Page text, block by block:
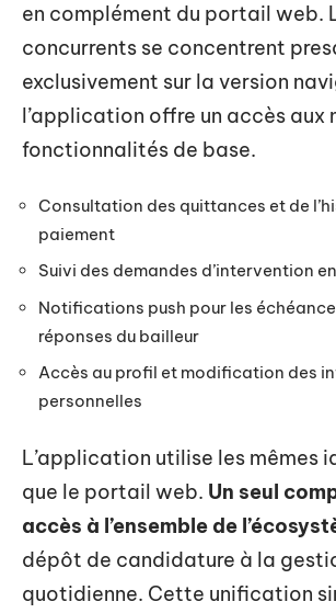
en complément du portail web.
concurrents se concentrent
exclusivement sur la version
l’application offre un accès aux
fonctionnalités de base.
Consultation des quittances et de
paiement
Suivi des demandes d’intervention
Notifications push pour les
réponses du bailleur
Accès au profil et modification des
personnelles
L’application utilise les mêmes
que le portail web. Un seul
accès à l’ensemble de
dépôt de candidature à la
quotidienne. Cette unification